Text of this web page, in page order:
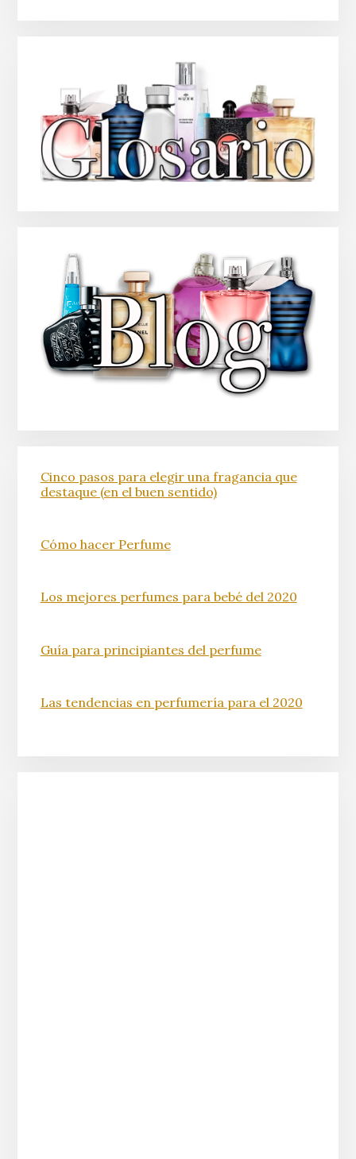
Cinco pasos para elegir una fragancia que
destaque (en el buen sentido)
Cómo hacer Perfume
Los mejores perfumes para bebé del 2020
Guía para principiantes del perfume
Las tendencias en perfumería para el 2020